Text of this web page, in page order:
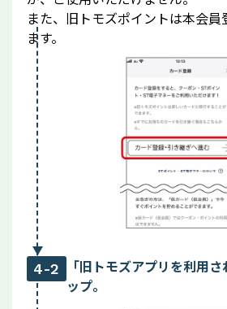
また、旧トモズポイントは本会
ます。
4-2
「旧トモズアプリを利用
ップ。